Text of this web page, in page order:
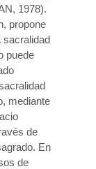
1978).
propone
sacralidad
puede
mediante
de
En
de